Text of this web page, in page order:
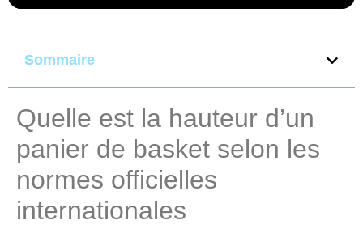
Sommaire
Quelle est la hauteur d’un
panier de basket selon les
normes officielles
internationales